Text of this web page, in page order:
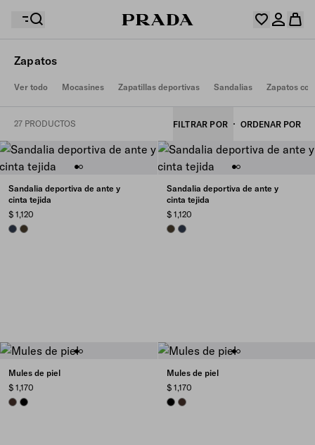
Su cesta está vacía
Su cesta está vacía
Inicie sesión o crear una cuenta personal
Su lista de deseos está vacía. Explore las colecciones y
Zapatos
Ver todo Mocasines Zapatillas deportivas Sandalias Zapatos
27 PRODUCTOS FILTRAR POR ORDENAR POR
Sandalia deportiva de ante y
cinta tejida
$ 1,120
NAVYSELVA GREEN
Sandalia deportiva de ante y
cinta tejida
$ 1,120
SELVA GREEN
NAVY
Mules de piel
$ 1,170
SIENNABLACK
Mules de piel
$ 1,170
BLACKSIENNA